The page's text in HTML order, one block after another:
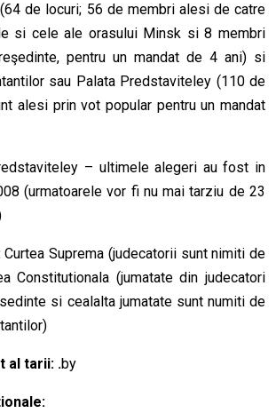
de locuri; 56 de membri alesi de catre
si cele ale orasului Minsk si 8 membri
pentru un mandat de 4 ani) si
sau Palata Predstaviteley (110 de
alesi prin vot popular pentru un mandat
– ultimele alegeri au fost in
(urmatoarele vor fi nu mai tarziu de 23
Curtea Suprema (judecatorii sunt nimiti de
Constitutionala (jumatate din judecatori
si cealalta jumatate sunt numiti de
al tarii: .by